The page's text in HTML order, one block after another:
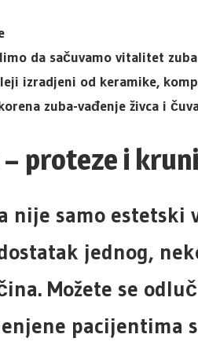
da sačuvamo vitalitet zuba
izradjeni od keramike,
zuba-vađenje živca i
proteze i
nije samo
jednog,
Možete se
pacijentima